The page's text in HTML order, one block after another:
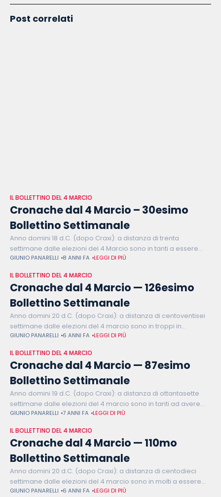
Post correlati
IL BOLLETTINO DEL 4 MARCIO
Cronache dal 4 Marcio – 30esimo
Bollettino Settimanale
Anno domini 18 d.C. (dopo Craxi): a distanza di trenta
settimane dalle elezioni del 4 Marcio sono in tanti a essere
scoraggiati. Sono scoraggiati Matteo Salvini e Luigi Di Maio
GIUNIO PANARELLI 8 ANNI FA LEGGI DI PIÙ
IL BOLLETTINO DEL 4 MARCIO
Cronache dal 4 Marcio — 126esimo
Bollettino Settimanale
Anno domini 20 d.C. (dopo Craxi): a distanza di centoventisei
settimane dalle elezioni del 4 marcio sono in troppi in
discoteca. È in discoteca Matteo Salvini. Il lupo perde il
GIUNIO PANARELLI 6 ANNI FA LEGGI DI PIÙ
IL BOLLETTINO DEL 4 MARCIO
Cronache dal 4 Marcio — 87esimo
Bollettino Settimanale
Anno domini 19 d.C. (dopo Craxi): a distanza di ottantasette
settimane dalle elezioni del 4 marcio sono in tanti ad avere
l'acqua alla gola. Hanno l'acqua alla gola i veneziani.
GIUNIO PANARELLI 7 ANNI FA LEGGI DI PIÙ
IL BOLLETTINO DEL 4 MARCIO
Cronache dal 4 Marcio — 110mo
Bollettino Settimanale
Anno domini 20 d.C. (dopo Craxi): a distanza di centodieci
settimane dalle elezioni del 4 marcio sono in molti a essere
più liberi. È più libero il Presidente della Repubblica
GIUNIO PANARELLI 6 ANNI FA LEGGI DI PIÙ